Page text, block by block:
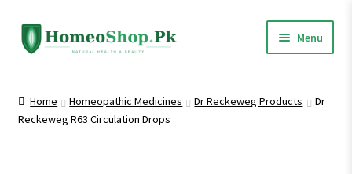
Skip
to
Skip
to
Menu
Shop All
Home Homeopathic Medicines Dr Reckeweg Products
Dr
Reckeweg R63 Circulation Drops